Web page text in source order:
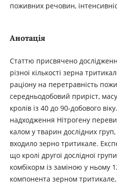
поживних речовин,
Анотація
Статтю присвячено
різної кількості зерна
раціону на перетравність
середньодобовий приріст,
кролів із 40 до 90-добового
надходження Нітрогену
калом у тварин дослідних
входило зерно тритикале.
що кролі другої дослідної
комбікорм із заміною у ньому
компонента зерном